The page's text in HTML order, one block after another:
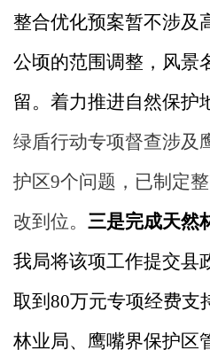
整合优化预案暂不涉及
公顷的范围调整，风景
留。着力推进自然保护
绿盾行动专项督查涉及
护区9个问题，已制定
改到位。 三是完成天然
我局将该项工作提交县
取到80万元专项经费支
林业局、鹰嘴界保护区